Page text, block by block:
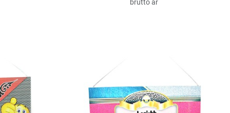
bruttó ár